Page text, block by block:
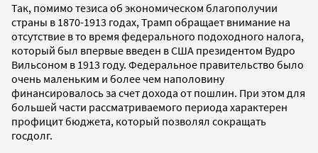
Так, помимо тезиса об экономическом благополучии
страны в 1870-1913 годах, Трамп обращает внимание на
отсутствие в то время федерального подоходного налога,
который был впервые введен в США президентом Вудро
Вильсоном в 1913 году. Федеральное правительство было
очень маленьким и более чем наполовину
финансировалось за счет дохода от пошлин. При этом для
большей части рассматриваемого периода характерен
профицит бюджета, который позволял сокращать
госдолг.